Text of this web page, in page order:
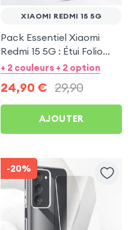
XIAOMI REDMI 15 5G
Pack Essentiel Xiaomi
Redmi 15 5G : Étui Folio
Noir + Protection écran
+ 2 couleurs + 2 option
24,90 € 29,90
AJOUTER
-20%